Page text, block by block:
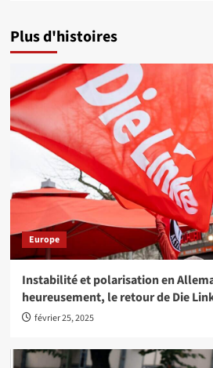
Plus d'histoires
Europe
Instabilité et polarisation en
heureusement, le retour de Die
février 25, 2025